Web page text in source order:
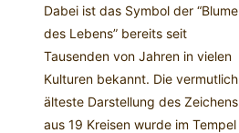
Dabei ist das Symbol der “Blume
des Lebens” bereits seit
Tausenden von Jahren in vielen
Kulturen bekannt. Die vermutlich
älteste Darstellung des Zeichens
aus 19 Kreisen wurde im Tempel